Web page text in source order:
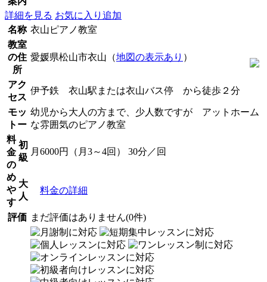
詳細を見る お気に入り追加
名称 衣山ピアノ教室
教室
の住
所
愛媛県松山市衣山（地図の表示あり ）
アク
セス
伊予鉄 衣山駅または衣山バス停 から徒歩２分
モッ
トー
幼児から大人の方まで、少人数ですが アットホーム
な雰囲気のピアノ教室
料
金
の
め
や
す
初
級
月6000円（月3～4回） 30分／回
大
人
料金の詳細
評価 まだ評価はありません(0件)